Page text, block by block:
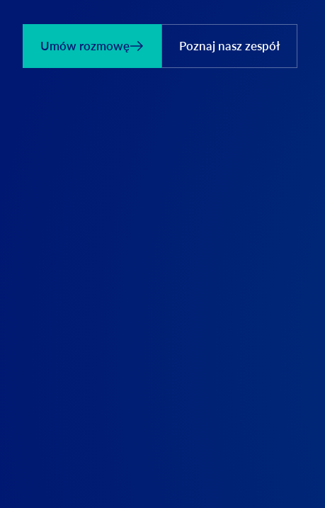
Umów rozmowę Poznaj nasz zespół